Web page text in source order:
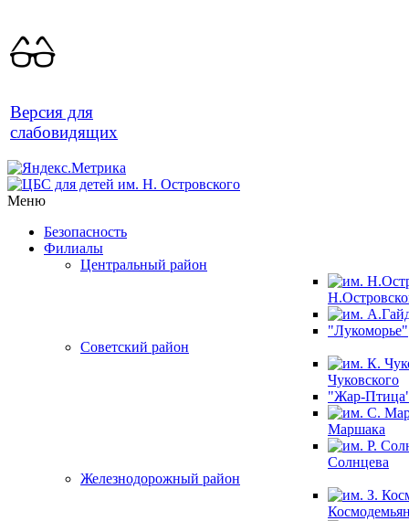
Версия для
слабовидящих
Меню
Безопасность
Филиалы
Центральный район
"Лукоморье"
Советский район
Чуковского
"Жар-
Маршака
Солнцева
Железнодорожный район